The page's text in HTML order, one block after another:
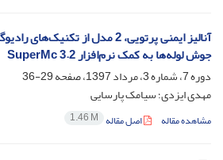
آنالیز ایمنی پرتویی، 2 مدل از
جوش لوله‌ها به کمک نرم‌افزار SuperMc 3.2
دوره 7، شماره 3، مرداد 1397، صفحه
29-36
مهدی ایزدی؛ سیامک پارسایی
مشاهده مقاله اصل مقاله 1.46 M